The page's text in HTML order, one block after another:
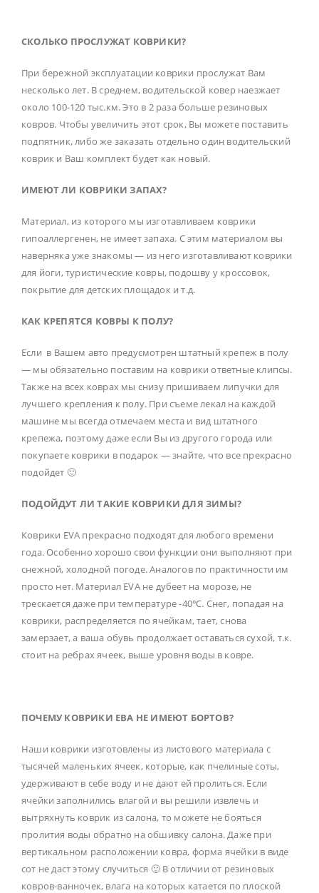
СКОЛЬКО ПРОСЛУЖАТ КОВРИКИ?
При бережной эксплуатации коврики прослужат Вам
несколько лет. В среднем, водительской ковер наезжает
около 100-120 тыс.км. Это в 2 раза больше резиновых
ковров. Чтобы увеличить этот срок, Вы можете поставить
подпятник, либо же заказать отдельно один водительский
коврик и Ваш комплект будет как новый.
ИМЕЮТ ЛИ КОВРИКИ ЗАПАХ?
Материал, из которого мы изготавливаем коврики
гипоаллергенен, не имеет запаха. С этим материалом вы
наверняка уже знакомы — из него изготавливают коврики
для йоги, туристические ковры, подошву у кроссовок,
покрытие для детских площадок и т.д.
КАК КРЕПЯТСЯ КОВРЫ К ПОЛУ?
Если в Вашем авто предусмотрен штатный крепеж в полу
— мы обязательно поставим на коврики ответные клипсы.
Также на всех коврах мы снизу пришиваем липучки для
лучшего крепления к полу. При съеме лекал на каждой
машине мы всегда отмечаем места и вид штатного
крепежа, поэтому даже если Вы из другого города или
покупаете коврики в подарок — знайте, что все прекрасно
подойдет 🙂
ПОДОЙДУТ ЛИ ТАКИЕ КОВРИКИ ДЛЯ ЗИМЫ?
Коврики EVA прекрасно подходят для любого времени
года. Особенно хорошо свои функции они выполняют при
снежной, холодной погоде. Аналогов по практичности им
просто нет. Материал EVA не дубеет на морозе, не
трескается даже при температуре -40℃. Снег, попадая на
коврики, распределяется по ячейкам, тает, снова
замерзает, а ваша обувь продолжает оставаться сухой, т.к.
стоит на ребрах ячеек, выше уровня воды в ковре.
ПОЧЕМУ КОВРИКИ ЕВА НЕ ИМЕЮТ БОРТОВ?
Наши коврики изготовлены из листового материала с
тысячей маленьких ячеек, которые, как пчелиные соты,
удерживают в себе воду и не дают ей пролиться. Если
ячейки заполнились влагой и вы решили извлечь и
вытряхнуть коврик из салона, то можете не бояться
пролития воды обратно на обшивку салона. Даже при
вертикальном расположении ковра, форма ячейки в виде
сот не даст этому случиться 🙂 В отличии от резиновых
ковров-ванночек, влага на которых катается по плоской